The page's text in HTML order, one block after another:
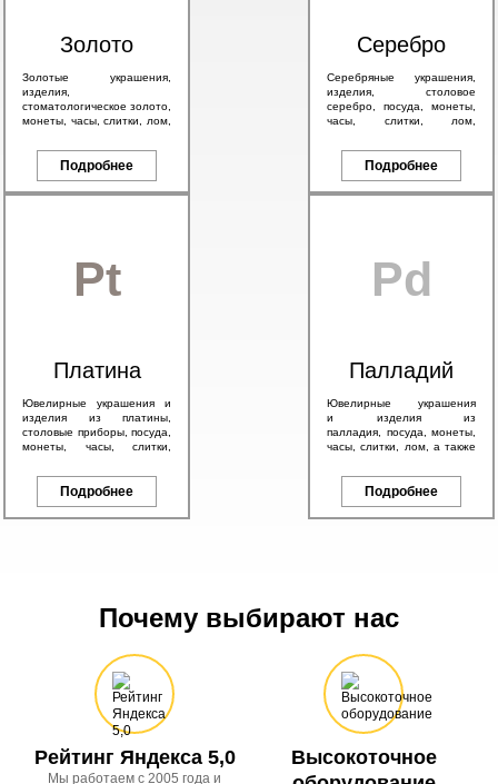
Золото
Золотые украшения,
изделия,
стоматологическое золото,
монеты, часы, слитки, лом,
золото 56 пробы и
брендовые изделия.
Подробнее
Серебро
Серебряные украшения,
изделия, столовое
серебро, посуда, монеты,
часы, слитки, лом,
пробы, в том числе с
эмалью.Подробнее
Pt
Платина
Ювелирные украшения и
изделия из платины,
столовые приборы, посуда,
монеты, часы, слитки,
также другие платиновые
изделия.Подробнее
Pd
Палладий
Ювелирные украшения
и изделия из
палладия, посуда, монеты,
часы, слитки, лом, а также
содержанием палладия.
Подробнее
Почему выбирают нас
Рейтинг Яндекса 5,0
Мы работаем с 2005 года и
Высокоточное